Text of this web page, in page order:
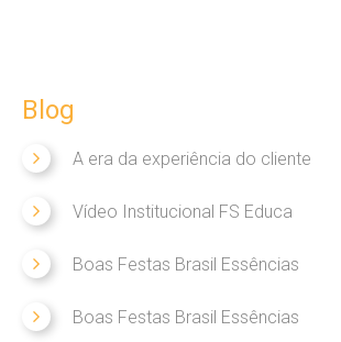
Publicidade
Web
Mapa Do Site
Blog
A era da experiência do cliente
Vídeo Institucional FS Educa
Boas Festas Brasil Essências
Boas Festas Brasil Essências